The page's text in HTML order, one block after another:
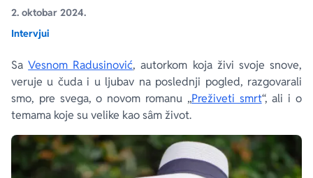
2. oktobar 2024.
Intervjui
SaVesnom Radusinović, autorkom koja živi svoje snove,
veruje u čuda i u ljubav na poslednji pogled, razgovarali
smo, pre svega, o novom romanu „Preživeti smrt“, ali i o
temama koje su velike kao sâm život.
Ekranizovane knjige
Za poklon
E-knjige
Autori
Poezija
Lični razvoj i popularna psihologija
Biografija
Bojan Ljubenović
Dejan Tiago-Stanković
Milica Jakovljević Mir-Jam
Peter Handke
Harlan Koben
Elif Šafak